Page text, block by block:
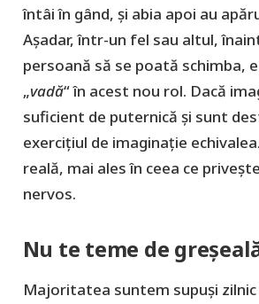
întâi în gând, și abia apoi au
Așadar, într-un fel sau altul,
persoană să se poată schimba,
„vadă“ în acest nou rol. Dacă
suficient de puternică și sunt
exercițiul de imaginație
reală, mai ales în ceea ce
nervos.
Nu te teme de
Majoritatea suntem supuși